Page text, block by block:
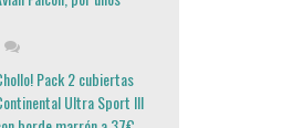
Pack 2 cubiertas
Ultra Sport III